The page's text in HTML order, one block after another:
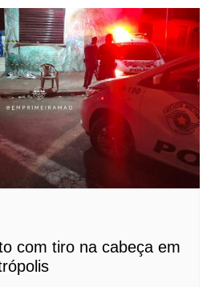
com tiro na cabeça em